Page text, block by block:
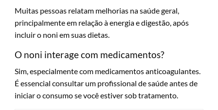
Muitas pessoas relatam melhorias na saúde geral,
principalmente em relação à energia e digestão, após
incluir o noni em suas dietas.
O noni interage com medicamentos?
Sim, especialmente com medicamentos anticoagulantes.
É essencial consultar um profissional de saúde antes de
iniciar o consumo se você estiver sob tratamento.